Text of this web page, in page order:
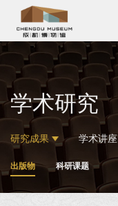
学术研究
研究成果 学术讲座
出版物 科研课题